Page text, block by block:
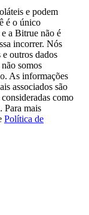
e podem
é o único
a Bitrue não é
incorrer. Nós
e outros dados
somos
As informações
associados são
como
Para mais
Política de